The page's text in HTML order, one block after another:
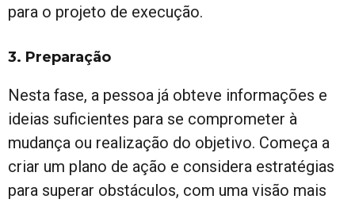
para o projeto de execução.
3. Preparação
Nesta fase, a pessoa já obteve informações e
ideias suficientes para se comprometer à
mudança ou realização do objetivo. Começa a
criar um plano de ação e considera estratégias
para superar obstáculos, com uma visão mais